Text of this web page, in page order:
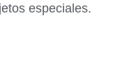
especiales.